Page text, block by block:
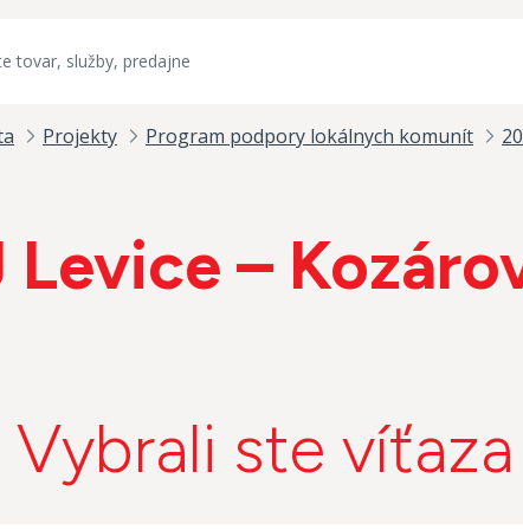
Projekty Program podpory lokálnych komunít
Levice –
Vybrali ste víťaza